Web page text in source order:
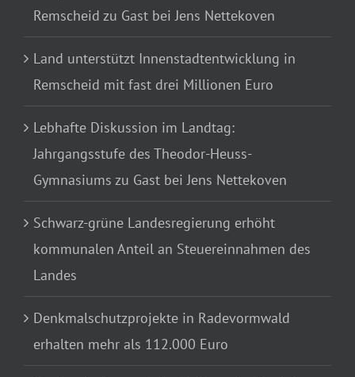
Remscheid zu Gast bei Jens Nettekoven
Land unterstützt Innenstadtentwicklung in
Remscheid mit fast drei Millionen Euro
Lebhafte Diskussion im Landtag:
Jahrgangsstufe des Theodor-Heuss-
Gymnasiums zu Gast bei Jens Nettekoven
Schwarz-grüne Landesregierung erhöht
kommunalen Anteil an Steuereinnahmen des
Landes
Denkmalschutzprojekte in Radevormwald
erhalten mehr als 112.000 Euro